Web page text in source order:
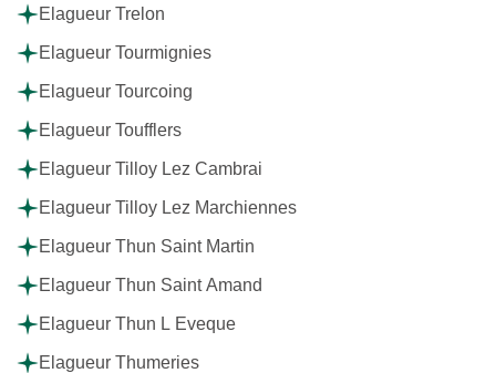
Elagueur Trelon
Elagueur Tourmignies
Elagueur Tourcoing
Elagueur Toufflers
Elagueur Tilloy Lez Cambrai
Elagueur Tilloy Lez Marchiennes
Elagueur Thun Saint Martin
Elagueur Thun Saint Amand
Elagueur Thun L Eveque
Elagueur Thumeries